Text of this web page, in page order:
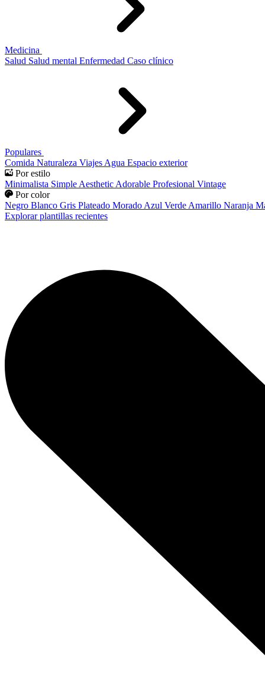
Medicina
Salud Salud mental Enfermedad Caso clínico
Populares
Comida Naturaleza Viajes Agua Espacio exterior
Por estilo
Minimalista Simple Aesthetic Adorable Profesional Vintage
Por color
Negro Blanco Gris Plateado Morado Azul Verde Amarillo Naranja
Explorar plantillas recientes